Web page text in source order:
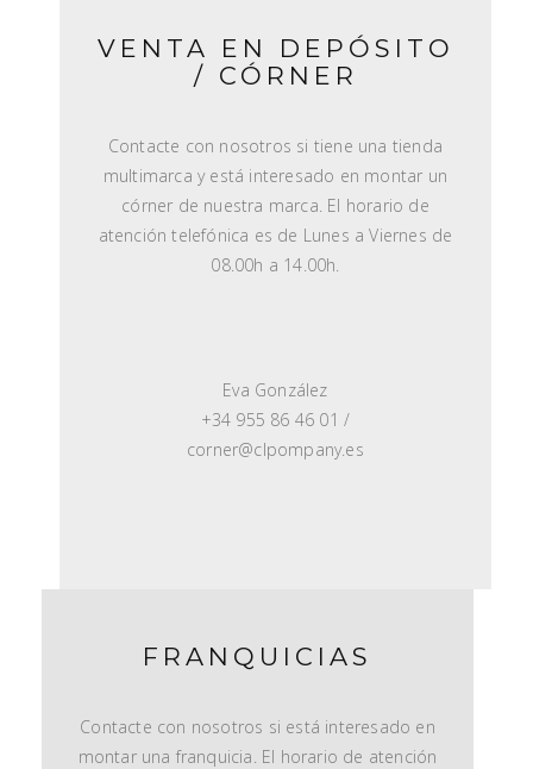
VENTA EN DEPÓSITO
/ CÓRNER
Contacte con nosotros si tiene una tienda
multimarca y está interesado en montar un
córner de nuestra marca. El horario de
atención telefónica es de Lunes a Viernes de
08.00h a 14.00h.
Eva González
+34 955 86 46 01 /
corner@clpompany.es
FRANQUICIAS
Contacte con nosotros si está interesado en
montar una franquicia. El horario de atención